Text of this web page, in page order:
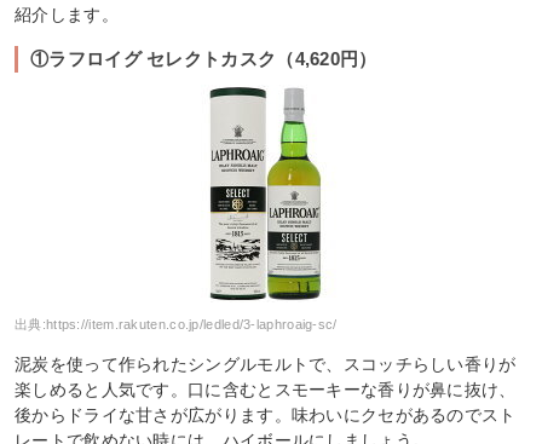
紹介します。
①ラフロイグ セレクトカスク（4,620円）
出典:https://item.rakuten.co.jp/ledled/3-laphroaig-sc/
泥炭を使って作られたシングルモルトで、スコッチらしい香りが
楽しめると人気です。口に含むとスモーキーな香りが鼻に抜け、
後からドライな甘さが広がります。味わいにクセがあるのでスト
レートで飲めない時には、ハイボールにしましょう。